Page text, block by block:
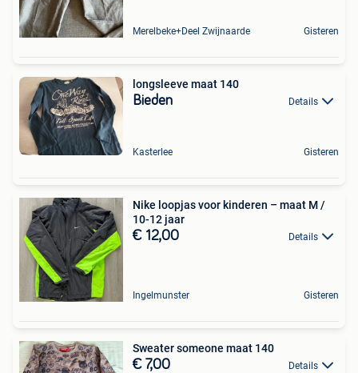
Merelbeke+Deel Zwijnaarde Gisteren
longsleeve maat 140
Bieden Details
Kasterlee Gisteren
Nike loopjas voor kinderen – maat M /
10-12 jaar
€ 12,00 Details
Ingelmunster Gisteren
Sweater someone maat 140
€ 7,00 Details